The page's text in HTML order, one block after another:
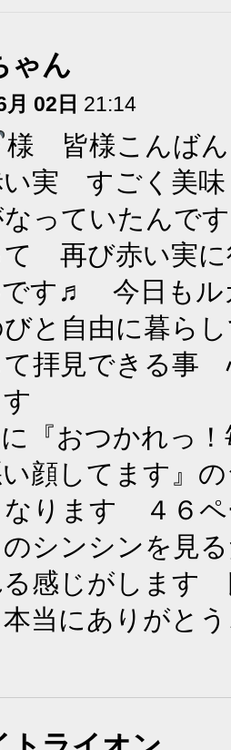
ゃん
02日 21:14
様 皆様こんば
い実 すごく美味
っていたんで
て 再び赤い実に
す♬ 今日もル
と自由に暮らし
拝見できる事
『おつかれっ！
顔してます』
なります ４６
シンシンを見
る感じがしま
当にありがと